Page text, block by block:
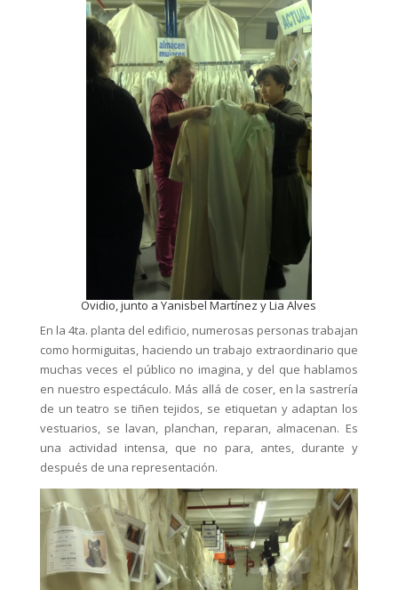
Ovidio, junto a Yanisbel Martínez y Lia Alves
En la 4ta. planta del edificio, numerosas personas trabajan
como hormiguitas, haciendo un trabajo extraordinario que
muchas veces el público no imagina, y del que hablamos
en nuestro espectáculo. Más allá de coser, en la sastrería
de un teatro se tiñen tejidos, se etiquetan y adaptan los
vestuarios, se lavan, planchan, reparan, almacenan. Es
una actividad intensa, que no para, antes, durante y
después de una representación.